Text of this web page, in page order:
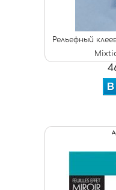
Рельефный
В